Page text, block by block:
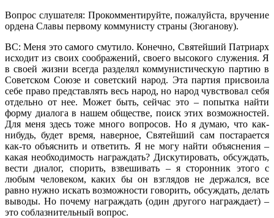
Вопрос слушателя: Прокомментируйте, пожалуйста, вручение
ордена Славы первому коммунисту страны (Зюганову).
ВС: Меня это самого смутило. Конечно, Святейший Патриарх
исходит из своих соображений, своего высокого служения. Я
в своей жизни всегда разделял коммунистическую партию в
Советском Союзе и советский народ. Эта партия присвоила
себе право представлять весь народ, но народ чувствовал себя
отдельно от нее. Может быть, сейчас это – попытка найти
форму диалога в нашем обществе, поиск этих возможностей.
Для меня здесь тоже много вопросов. Но я думаю, что как-
нибудь, будет время, наверное, Святейший сам постарается
как-то объяснить и ответить. Я не могу найти объяснения –
какая необходимость награждать? Дискутировать, обсуждать,
вести диалог, спорить, взвешивать – я сторонник этого с
любым человеком, каких бы он взглядов не держался, все
равно нужно искать возможности говорить, обсуждать, делать
выводы. Но почему награждать (один другого награждает) –
это соблазнительный вопрос.